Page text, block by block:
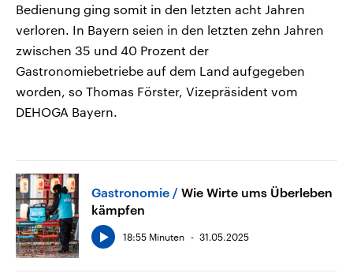
Bedienung ging somit in den letzten acht Jahren
verloren. In Bayern seien in den letzten zehn Jahren
zwischen 35 und 40 Prozent der
Gastronomiebetriebe auf dem Land aufgegeben
worden, so Thomas Förster, Vizepräsident vom
DEHOGA Bayern.
Gastronomie
Wie Wirte ums Überleben
kämpfen
18:55 Minuten 31.05.2025